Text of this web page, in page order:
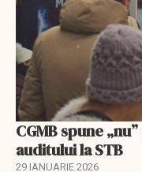
CGMB spune
auditului la STB
29 IANUARIE 2026